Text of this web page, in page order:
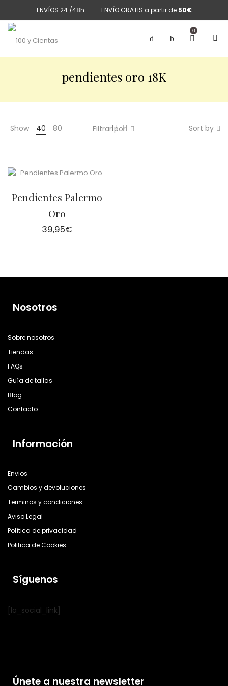
ENVÍOS 24 /48h ENVÍO GRATIS a partir de 50€
0
pendientes oro 18K
Show 40 80 Sort by
Filtrar por
Pendientes Palermo
Oro
39,95€
Nosotros
Sobre nosotros
Tiendas
FAQs
Guía de tallas
Blog
Contacto
Información
Envios
Cambios y devoluciones
Terminos y condiciones
Aviso Legal
Política de privacidad
Politica de Cookies
Síguenos
[la_social_link]
Únete a nuestra newsletter